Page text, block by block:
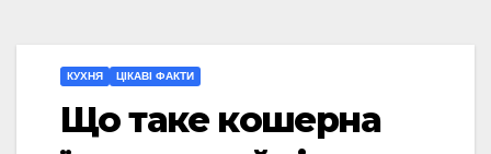
КУХНЯ ЦІКАВІ ФАКТИ
Що таке кошерна